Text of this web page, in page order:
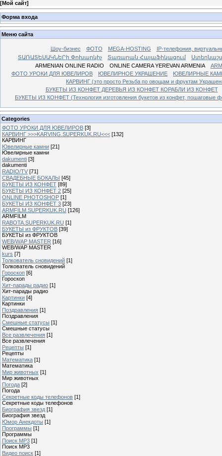
[Мой сайт]
Форма входа
Меню сайта
Шоу-бизнес ФОТО MEGA-HOSTING
IP-телефония,
ՏԱՌԱՏԵՍԱԿՆԵՐի Փոխարկիչ
Տառարան Հայաֆիկացում
ARMENIAN ONLINE RADIO
ONLINE CAMERA YEREVAN ARMENIA
ФОТО УРОКИ ДЛЯ ЮВЕЛИРОВ
ЮВЕЛИРНОЕ УКРАШЕНИЕ
ЮВЕЛИРНЫЕ
КАРВИНГ (это просто Резьба по овощам и фруктам
БУКЕТЫ ИЗ КОНФЕТ ДЕРЕВЬЯ ИЗ КОНФЕТ КОРАБЛИ ИЗ КОНФЕТ
БУКЕТЫ ИЗ КОНФЕТ (Технология изготовления букетов из конфет, пошаговые
Categories
ФОТО УРОКИ ДЛЯ ЮВЕЛИРОВ [3]
КАРВИНГ >>>KARVING.SUPERKUK.RU<<< [132]
КАРВИНГ
Ювелирные камни [21]
Ювелирные камни
dakumenti [3]
dakumenti
RADIO/TV [71]
СВАДЕБНЫЕ БОКАЛЫ [45]
БУКЕТЫ ИЗ КОНФЕТ [89]
БУКЕТЫ ИЗ КОНФЕТ 2 [25]
ONLINE PHOTOSHOP [1]
БУКЕТЫ ИЗ КОНФЕТ 3 [23]
ARMFILM.SUPERKUK.RU [126]
ARMFILM
RABOTA.SUPERKUK.RU [1]
БУКЕТЫ из ФРУКТОВ [39]
БУКЕТЫ из ФРУКТОВ
WEB/WAP MASTER [16]
WEB/WAP MASTER
kurs [7]
Толкователь сновидений [1]
Толкователь сновидений
Гороскоп [6]
Гороскоп
Хит-парады радио [1]
Хит-парады радио
Картинки [4]
Картинки
Поздравления [1]
Поздравления
Смешные статусы [1]
Смешные статусы
Все развлечения [1]
Все развлечения
Рецепты [1]
Рецепты
Математика [1]
Математика
Мир животных [1]
Мир животных
Погода [2]
Погода
Секретные коды телефонов [1]
Секретные коды телефонов
Биография звезд [1]
Биография звезд
Юмор Анекдоты [1]
Программы [1]
Программы
Поиск MP3 [1]
Поиск MP3
Видео поиск [1]